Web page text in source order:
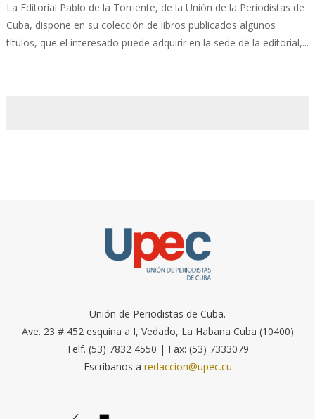
La Editorial Pablo de la Torriente, de la Unión de la Periodistas de
Cuba, dispone en su colección de libros publicados algunos
títulos, que el interesado puede adquirir en la sede de la editorial,...
Unión de Periodistas de Cuba.
Ave. 23 # 452 esquina a I, Vedado, La Habana Cuba (10400)
Telf. (53) 7832 4550 | Fax: (53) 7333079
Escríbanos a redaccion@upec.cu